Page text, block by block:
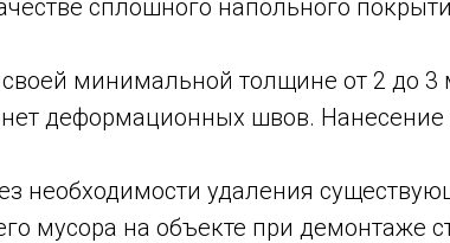
сплошного напольного
минимальной толщине от 2 до 3
деформационных швов.
необходимости удаления
мусора на объекте при демонтаже